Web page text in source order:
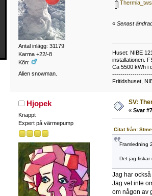
Antal inlägg: 31179
Karma +22/-8
Kön:
Alien snowman.
« Senast
Huset: NIBE
installationen.
Ca 5500 kWh i
Fritidshuset,
Hjopek
Knappt
Expert på värmepump
SV:
« Svar
Citat från:
Framledning
Det jag fiskar
Jag har
Jag vet inte
om någon av